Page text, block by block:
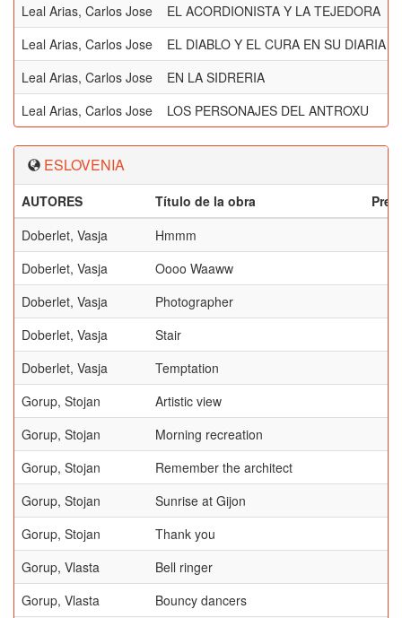
Leal Arias, Carlos Jose
EL ACORDIONISTA Y LA TEJEDORA
Leal Arias, Carlos Jose
EL DIABLO Y EL CURA EN SU DIARIA
Leal Arias, Carlos Jose
EN LA SIDRERIA
Leal Arias, Carlos Jose
LOS PERSONAJES DEL ANTROXU
ESLOVENIA
AUTORES Título de la obra
Doberlet, Vasja
Hmmm
Doberlet, Vasja
Oooo Waaww
Doberlet, Vasja
Photographer
Doberlet, Vasja
Stair
Doberlet, Vasja
Temptation
Gorup, Stojan
Artistic view
Gorup, Stojan
Morning recreation
Gorup, Stojan
Remember the architect
Gorup, Stojan
Sunrise at Gijon
Gorup, Stojan
Thank you
Gorup, Vlasta
Bell ringer
Gorup, Vlasta
Bouncy dancers